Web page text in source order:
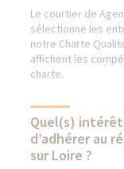
Le courtier de
sélectionne les
notre Charte
affichent les
charte.
Quel(s)
d’adhérer au
sur Loire ?